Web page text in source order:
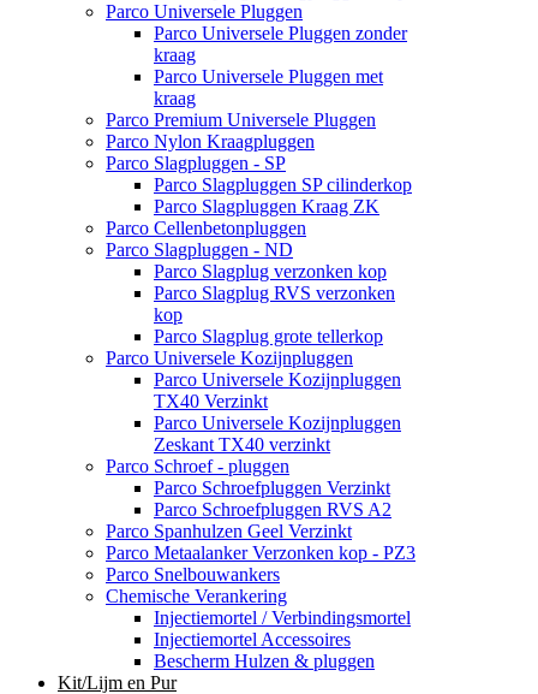
Parco Universele Pluggen
Parco Universele Pluggen zonder
kraag
Parco Universele Pluggen met
kraag
Parco Premium Universele Pluggen
Parco Nylon Kraagpluggen
Parco Slagpluggen - SP
Parco Slagpluggen SP cilinderkop
Parco Slagpluggen Kraag ZK
Parco Cellenbetonpluggen
Parco Slagpluggen - ND
Parco Slagplug verzonken kop
Parco Slagplug RVS verzonken
kop
Parco Slagplug grote tellerkop
Parco Universele Kozijnpluggen
Parco Universele Kozijnpluggen
TX40 Verzinkt
Parco Universele Kozijnpluggen
Zeskant TX40 verzinkt
Parco Schroef - pluggen
Parco Schroefpluggen Verzinkt
Parco Schroefpluggen RVS A2
Parco Spanhulzen Geel Verzinkt
Parco Metaalanker Verzonken kop - PZ3
Parco Snelbouwankers
Chemische Verankering
Injectiemortel / Verbindingsmortel
Injectiemortel Accessoires
Bescherm Hulzen & pluggen
Kit/Lijm en Pur